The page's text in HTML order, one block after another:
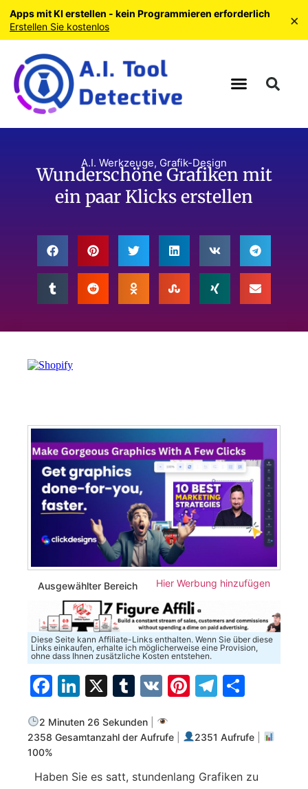
A.I. Werkzeuge, Grafik-Design
Wunderschöne Grafiken mit
ein paar Klicks erstellen
Ausgewählter Bereich Hier Werbung hinzufügen
Diese Seite kann Affiliate-Links enthalten. Wenn Sie über diese
Links einkaufen, erhalte ich möglicherweise eine Provision,
ohne dass Ihnen zusätzliche Kosten entstehen.
Facebook
LinkedIn
X Tumblr
VK Pinterest
2 Minuten 26 Sekunden
2358 Gesamtanzahl der Aufrufe
2351 Aufrufe
100%
Haben Sie es satt, stundenlang Grafiken zu
Apps mit KI erstellen - kein Programmieren erforderlich
Erstellen Sie kostenlos
×